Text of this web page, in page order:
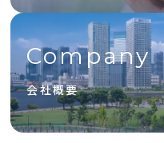
Company
会社概要